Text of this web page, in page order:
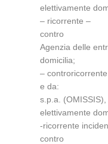
elettivamente
– ricorrente –
contro
Agenzia delle
domicilia;
–
e da:
s.p.a.
elettivamente
-ricorrente
contro